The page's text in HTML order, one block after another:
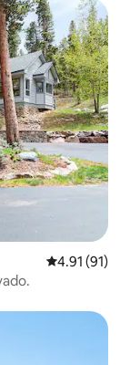
Calificación
4.91 (91)